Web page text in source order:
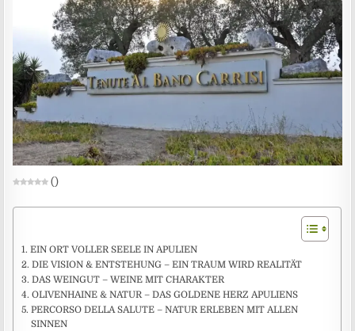
()
EIN ORT VOLLER SEELE IN APULIEN
DIE VISION & ENTSTEHUNG – EIN TRAUM WIRD REALITÄT
DAS WEINGUT – WEINE MIT CHARAKTER
OLIVENHAINE & NATUR – DAS GOLDENE HERZ APULIENS
PERCORSO DELLA SALUTE – NATUR ERLEBEN MIT ALLEN
SINNEN